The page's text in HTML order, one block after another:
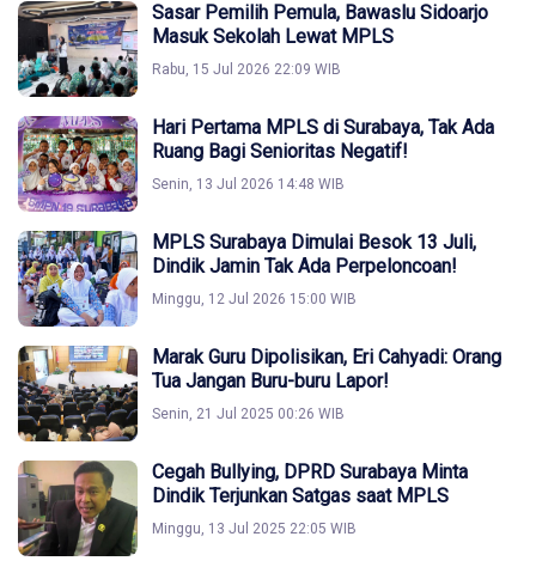
Sasar Pemilih Pemula, Bawaslu Sidoarjo
Masuk Sekolah Lewat MPLS
Rabu, 15 Jul 2026 22:09 WIB
Hari Pertama MPLS di Surabaya, Tak Ada
Ruang Bagi Senioritas Negatif!
Senin, 13 Jul 2026 14:48 WIB
MPLS Surabaya Dimulai Besok 13 Juli,
Dindik Jamin Tak Ada Perpeloncoan!
Minggu, 12 Jul 2026 15:00 WIB
Marak Guru Dipolisikan, Eri Cahyadi: Orang
Tua Jangan Buru-buru Lapor!
Senin, 21 Jul 2025 00:26 WIB
Cegah Bullying, DPRD Surabaya Minta
Dindik Terjunkan Satgas saat MPLS
Minggu, 13 Jul 2025 22:05 WIB